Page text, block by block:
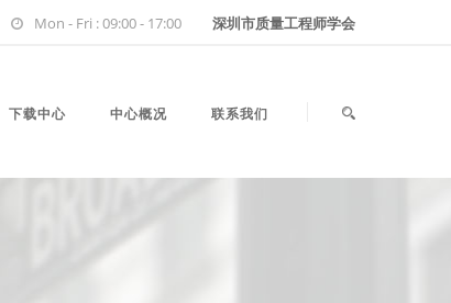
Mon - Fri : 09:00 - 17:00 深圳市质量工程师学会
下载中心 中心概况 联系我们